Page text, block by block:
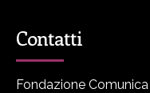
Contatti
Fondazione Comunica